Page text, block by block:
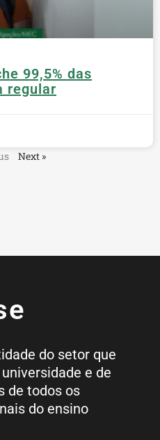
99,5% das
regular
Next »
do setor que
e de
de todos os
do ensino